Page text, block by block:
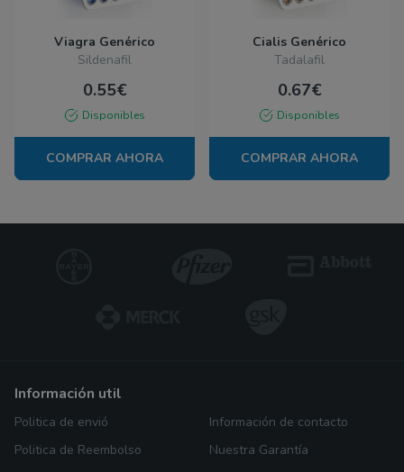
Viagra Genérico
Sildenafil
0.55€
Disponibles
COMPRAR AHORA
Cialis Genérico
Tadalafil
0.67€
Disponibles
COMPRAR AHORA
información util
Politica de envió
Politica de Reembolso
Información de contacto
Nuestra Garantía